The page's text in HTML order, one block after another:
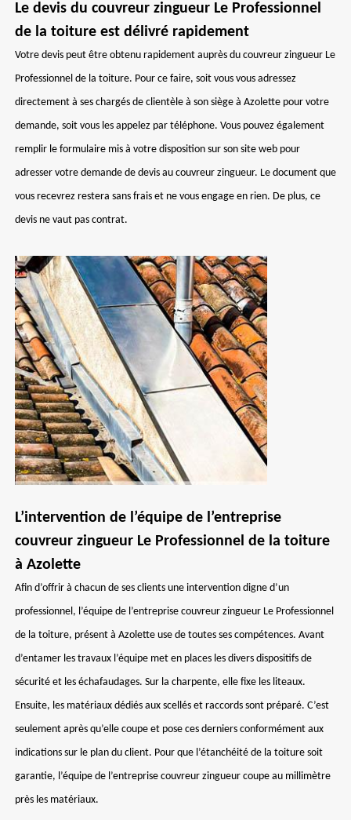
Le devis du couvreur zingueur Le Professionnel
de la toiture est délivré rapidement
Votre devis peut être obtenu rapidement auprès du couvreur zingueur Le
Professionnel de la toiture. Pour ce faire, soit vous vous adressez
directement à ses chargés de clientèle à son siège à Azolette pour votre
demande, soit vous les appelez par téléphone. Vous pouvez également
remplir le formulaire mis à votre disposition sur son site web pour
adresser votre demande de devis au couvreur zingueur. Le document que
vous recevrez restera sans frais et ne vous engage en rien. De plus, ce
devis ne vaut pas contrat.
L’intervention de l’équipe de l’entreprise
couvreur zingueur Le Professionnel de la toiture
à Azolette
Afin d’offrir à chacun de ses clients une intervention digne d’un
professionnel, l’équipe de l’entreprise couvreur zingueur Le Professionnel
de la toiture, présent à Azolette use de toutes ses compétences. Avant
d’entamer les travaux l’équipe met en places les divers dispositifs de
sécurité et les échafaudages. Sur la charpente, elle fixe les liteaux.
Ensuite, les matériaux dédiés aux scellés et raccords sont préparé. C’est
seulement après qu’elle coupe et pose ces derniers conformément aux
indications sur le plan du client. Pour que l’étanchéité de la toiture soit
garantie, l’équipe de l’entreprise couvreur zingueur coupe au millimètre
près les matériaux.